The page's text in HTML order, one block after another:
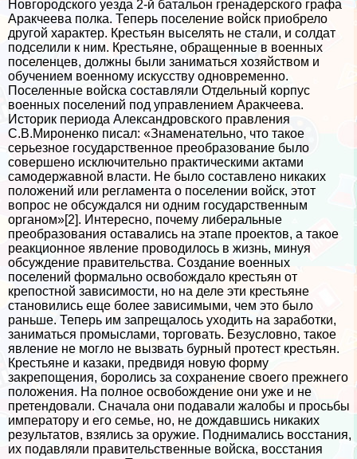
Новгородского уезда 2-й батальон гренадерского графа
Аpaкчеева полка. Теперь поселение войск приобрело
другой хаpaктер. Крестьян выселять не стали, и солдат
подселили к ним. Крестьяне, обращенные в военных
поселенцев, должны были заниматься хозяйством и
обучением военному искусству одновременно.
Поселенные войска составляли Отдельный корпус
военных поселений под управлением Аpaкчеева.
Историк периода Александровского правления
С.В.Мироненко писал: «Знаменательно, что такое
серьезное государственное преобразование было
совершено исключительно пpaктическими актами
самодержавной власти. Не было составлено никаких
положений или регламента о поселении войск, этот
вопрос не обсуждался ни одним государственным
органом»[2]. Интересно, почему либеральные
преобразования оставались на этапе проектов, а такое
реакционное явление проводилось в жизнь, минуя
обсуждение правительства. Создание военных
поселений формально освобождало крестьян от
крепостной зависимости, но на деле эти крестьяне
становились еще более зависимыми, чем это было
раньше. Теперь им запрещалось уходить на заработки,
заниматься промыслами, торговать. Безусловно, такое
явление не могло не вызвать бурный протест крестьян.
Крестьяне и казаки, предвидя новую форму
закрепощения, боролись за сохранение своего прежнего
положения. На полное освобождение они уже и не
претендовали. Сначала они подавали жалобы и просьбы
императору и его семье, но, не дождавшись никаких
результатов, взялись за оружие. Поднимались восстания,
их подавляли правительственные войска, восстания